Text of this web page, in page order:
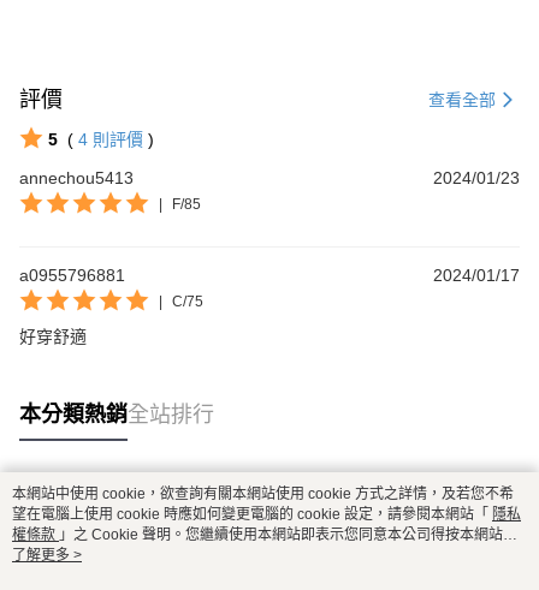
評價 查看全部
5 ( 4 則評價 )
annechou5413
2024/01/23
F/85
a0955796881 2024/01/17
C/75
好穿舒適
本分類熱銷全站排行
熱門標籤
本網站中使用 cookie，欲查詢有關本網站使用 cookie 方式之詳情，及若您不希
望在電腦上使用 cookie 時應如何變更電腦的 cookie 設定，請參閱本網站「 隱私
權條款 」之 Cookie 聲明。您繼續使用本網站即表示您同意本公司得按本網站使
用條款之 Cookie 聲明使用 cookie。
了解更多 >